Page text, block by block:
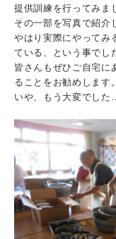
提供訓練を行ってみま
その一部を写真で紹介
やはり実際にやってみ
ている、という事でし
皆さんもぜひご自宅に
ることをお勧めします。
いや、もう大変でした